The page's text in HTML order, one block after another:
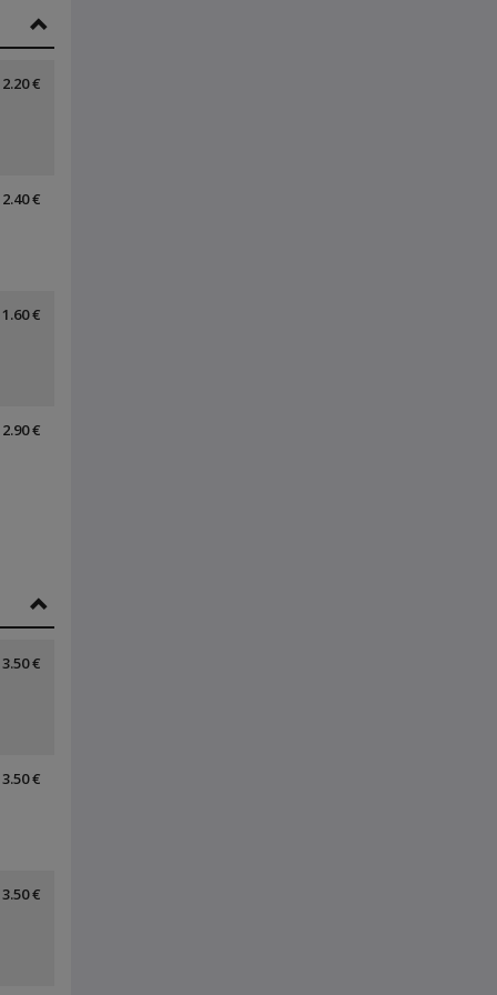
2.20 €
2.40 €
1.60 €
2.90 €
3.50 €
3.50 €
3.50 €